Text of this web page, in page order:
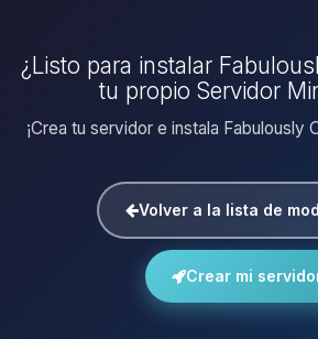
¿Listo para instalar
tu propio Servidor
¡Crea tu servidor e instala Fabulously
Volver a la lista de
Crear mi